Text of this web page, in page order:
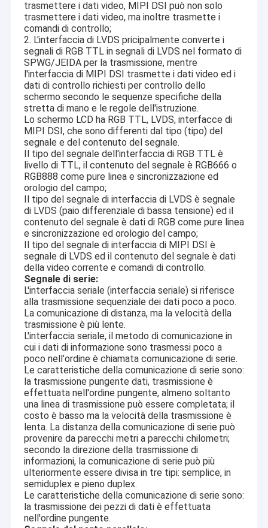
2MP Camera Module
5MP Camera Module
8MP Camera Module
13MP Camera Module
Modulo della fotocamera Lenti
Modulo della macchina fotografica del lampone pi
trasmettere i dati video, MIPI DSI può non solo
trasmettere i dati video, ma inoltre trasmette i
comandi di controllo;
2. L'interfaccia di LVDS pricipalmente converte i
segnali di RGB TTL in segnali di LVDS nel formato di
SPWG/JEIDA per la trasmissione, mentre
l'interfaccia di MIPI DSI trasmette i dati video ed i
dati di controllo richiesti per controllo dello
schermo secondo le sequenze specifiche della
stretta di mano e le regole dell'istruzione.
Lo schermo LCD ha RGB TTL, LVDS, interfacce di
MIPI DSI, che sono differenti dal tipo (tipo) del
segnale e del contenuto del segnale.
Il tipo del segnale dell'interfaccia di RGB TTL è
livello di TTL, il contenuto del segnale è RGB666 o
RGB888 come pure linea e sincronizzazione ed
orologio del campo;
Il tipo del segnale di interfaccia di LVDS è segnale
di LVDS (paio differenziale di bassa tensione) ed il
contenuto del segnale è dati di RGB come pure linea
e sincronizzazione ed orologio del campo;
Il tipo del segnale di interfaccia di MIPI DSI è
segnale di LVDS ed il contenuto del segnale è dati
della video corrente e comandi di controllo.
Segnale di serie:
L'interfaccia seriale (interfaccia seriale) si riferisce
alla trasmissione sequenziale dei dati poco a poco.
La comunicazione di distanza, ma la velocità della
trasmissione è più lente.
L'interfaccia seriale, il metodo di comunicazione in
cui i dati di informazione sono trasmessi poco a
poco nell'ordine è chiamata comunicazione di serie.
Le caratteristiche della comunicazione di serie sono:
la trasmissione pungente dati, trasmissione è
effettuata nell'ordine pungente, almeno soltanto
una linea di trasmissione può essere completata; il
costo è basso ma la velocità della trasmissione è
lenta. La distanza della comunicazione di serie può
provenire da parecchi metri a parecchi chilometri;
secondo la direzione della trasmissione di
informazioni, la comunicazione di serie può più
ulteriormente essere divisa in tre tipi: semplice, in
semiduplex e pieno duplex.
Le caratteristiche della comunicazione di serie sono:
la trasmissione dei pezzi di dati è effettuata
nell'ordine pungente.